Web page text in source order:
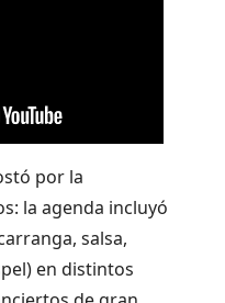
por la
la agenda incluyó
salsa,
en distintos